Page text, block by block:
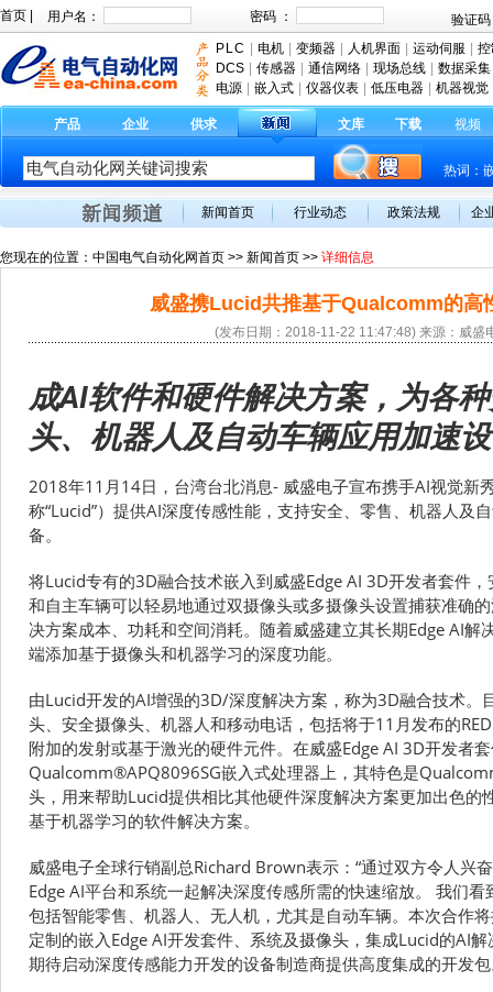
首页
PLC 电机 变频器 人机界面 运动伺服
DCS
传感器 通信网络 现场总线
数据采集
电源
嵌入式 仪器仪表 低压电器 机器视觉
产品 企业 供求 文库 下载 视频
热词：
新闻首页 行业动态 政策法规 企
您现在的位置： 中国电气自动化网首页 >> 新闻首页 >> 详细信息
威盛携Lucid共推基于Qualcomm的高
(发布日期：2018-11-22 11:47:48) 来源：威盛
成AI软件和硬件解决方案，为各
头、机器人及自动车辆应用加速
2018年11月14日，台湾台北消息- 威盛电子宣布携手AI视觉新
称“Lucid”）提供AI深度传感性能，支持安全、零售、机器人及
备。
将Lucid专有的3D融合技术嵌入到威盛Edge AI 3D开发者套件
和自主车辆可以轻易地通过双摄像头或多摄像头设置捕获准确
决方案成本、功耗和空间消耗。随着威盛建立其长期Edge AI解
端添加基于摄像头和机器学习的深度功能。
由Lucid开发的AI增强的3D/深度解决方案，称为3D融合技术。
头、安全摄像头、机器人和移动电话，包括将于11月发布的
附加的发射或基于激光的硬件元件。在威盛Edge AI 3D开发者
Qualcomm®APQ8096SG嵌入式处理器上，其特色是
头，用来帮助Lucid提供相比其他硬件深度解决方案更加出色的
基于机器学习的软件解决方案。
威盛电子全球行销副总Richard Brown表示：“通过双方令人兴
Edge AI平台和系统一起解决深度传感所需的快速缩放。 我们
包括智能零售、机器人、无人机，尤其是自动车辆。本次合作
定制的嵌入Edge AI开发套件、系统及摄像头，集成Lucid的AI
期待启动深度传感能力开发的设备制造商提供高度集成的开发包